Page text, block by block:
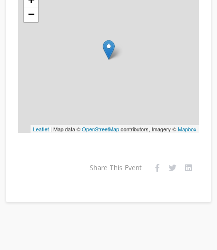
−
Leaflet | Map data ©OpenStreetMapcontributors, Imagery ©Mapbox
Share This Event